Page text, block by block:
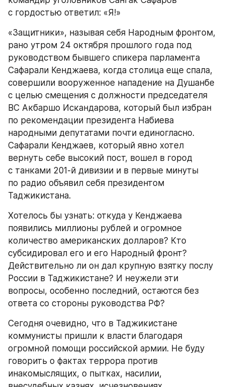
с гордостью ответил: «Я!»
«Защитники», называя себя Народным фронтом,
рано утром 24 октября прошлого года под
руководством бывшего спикера парламента
Сафарали Кенджаева, когда столица еще спала,
совершили вооруженное нападение на Душанбе
с целью смещения с должности председателя
ВС Акбаршо Искандарова, который был избран
по рекомендации президента Набиева
народными депутатами почти единогласно.
Сафарали Кенджаев, который явно хотел
вернуть себе высокий пост, вошел в город
с танками 201-й дивизии и в первые минуты
по радио объявил себя президентом
Таджикистана.
Хотелось бы узнать: откуда у Кенджаева
появились миллионы рублей и огромное
количество американских долларов? Кто
субсидировал его и его Народный фронт?
Действительно ли он дал крупную взятку послу
России в Таджикистане? И неужели эти
вопросы, особенно последний, остаются без
ответа со стороны руководства РФ?
Сегодня очевидно, что в Таджикистане
коммунисты пришли к власти благодаря
огромной помощи российской армии. Не буду
говорить о фактах террора против
инакомыслящих, о пытках, насилии,